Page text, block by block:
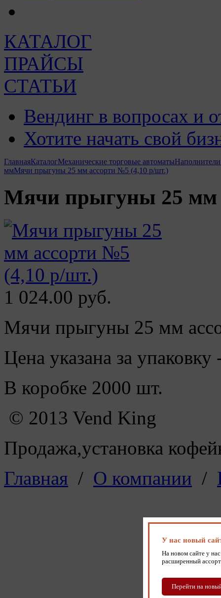
КАТАЛОГ
ПРАЙСЫ
СТАТЬИ
Вендинг в вопросах и
Хотите начать свой
ГлавнаяКаталогМеханические торговые автоматы
ммМячи прыгуны 25 мм ассорти №5 (4,10 р/шт.)
Мячи прыгуны 25 мм
1 024.00 руб.
Мячи прыгуны 25 мм
Цена указана за
В коробке 2000 шт.
© 2013 Vend King
Продажа,установка
Главная / О компании /
У нас новый
На новом сайте у
расширенный
Перейти на